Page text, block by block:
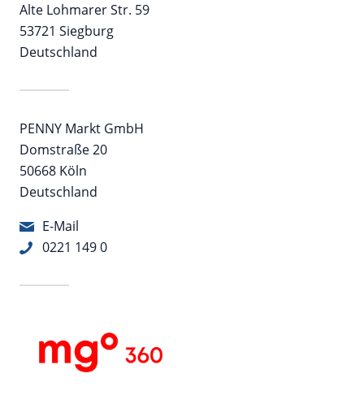
Alte Lohmarer Str. 59
53721 Siegburg
Deutschland
PENNY Markt GmbH
Domstraße 20
50668 Köln
Deutschland
E-Mail
0221 149 0